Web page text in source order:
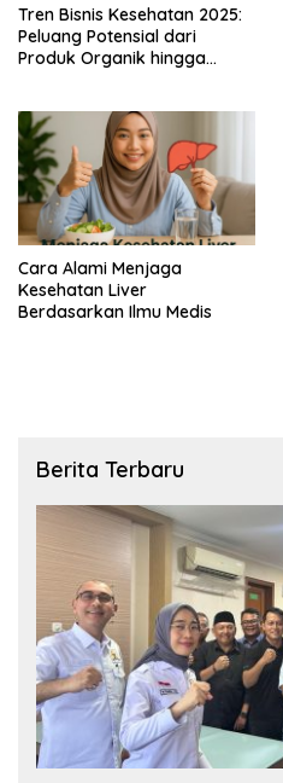
Tren Bisnis Kesehatan 2025:
Peluang Potensial dari
Produk Organik hingga
Cara Alami Menjaga
Kesehatan Liver
Berdasarkan Ilmu Medis
Berita Terbaru